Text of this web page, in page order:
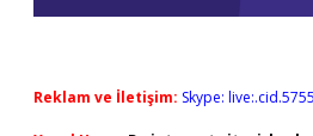
Reklam ve İletişim: Skype: